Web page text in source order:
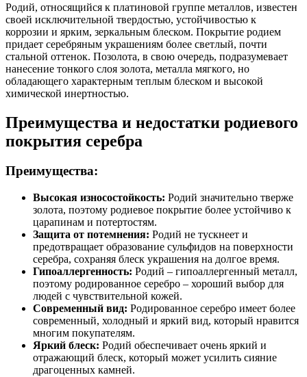
Родий, относящийся к платиновой группе металлов, известен
своей исключительной твердостью, устойчивостью к
коррозии и ярким, зеркальным блеском. Покрытие родием
придает серебряным украшениям более светлый, почти
стальной оттенок. Позолота, в свою очередь, подразумевает
нанесение тонкого слоя золота, металла мягкого, но
обладающего характерным теплым блеском и высокой
химической инертностью.
Преимущества и недостатки родиевого
покрытия серебра
Преимущества:
Высокая износостойкость: Родий значительно тверже
золота, поэтому родиевое покрытие более устойчиво к
царапинам и потертостям.
Защита от потемнения: Родий не тускнеет и
предотвращает образование сульфидов на поверхности
серебра, сохраняя блеск украшения на долгое время.
Гипоаллергенность: Родий – гипоаллергенный металл,
поэтому родированное серебро – хороший выбор для
людей с чувствительной кожей.
Современный вид: Родированное серебро имеет более
современный, холодный и яркий вид, который нравится
многим покупателям.
Яркий блеск: Родий обеспечивает очень яркий и
отражающий блеск, который может усилить сияние
драгоценных камней.